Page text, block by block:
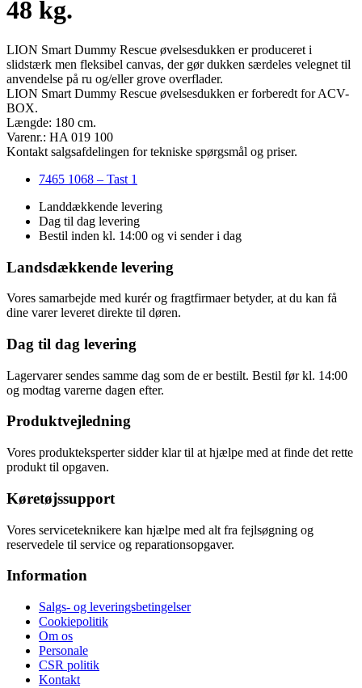
48 kg.
LION Smart Dummy Rescue øvelsesdukken er produceret i
slidstærk men fleksibel canvas, der gør dukken særdeles velegnet til
anvendelse på ru og/eller grove overflader.
LION Smart Dummy Rescue øvelsesdukken er forberedt for ACV-
BOX.
Længde: 180 cm.
Varenr.: HA 019 100
Kontakt salgsafdelingen for tekniske spørgsmål og priser.
7465 1068 – Tast 1
Landdækkende levering
Dag til dag levering
Bestil inden kl. 14:00 og vi sender i dag
Landsdækkende levering
Vores samarbejde med kurér og fragtfirmaer betyder, at du kan få
dine varer leveret direkte til døren.
Dag til dag levering
Lagervarer sendes samme dag som de er bestilt. Bestil før kl. 14:00
og modtag varerne dagen efter.
Produktvejledning
Vores produkteksperter sidder klar til at hjælpe med at finde det rette
produkt til opgaven.
Køretøjssupport
Vores serviceteknikere kan hjælpe med alt fra fejlsøgning og
reservedele til service og reparationsopgaver.
Information
Salgs- og leveringsbetingelser
Cookiepolitik
Om os
Personale
CSR politik
Kontakt